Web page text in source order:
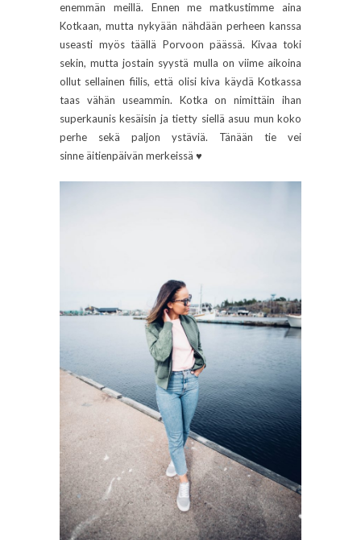
enemmän meillä. Ennen me matkustimme aina
Kotkaan, mutta nykyään nähdään perheen kanssa
useasti myös täällä Porvoon päässä. Kivaa toki
sekin, mutta jostain syystä mulla on viime aikoina
ollut sellainen fiilis, että olisi kiva käydä Kotkassa
taas vähän useammin. Kotka on nimittäin ihan
superkaunis kesäisin ja tietty siellä asuu mun koko
perhe sekä paljon ystäviä. Tänään tie vei
sinne äitienpäivän merkeissä ♥